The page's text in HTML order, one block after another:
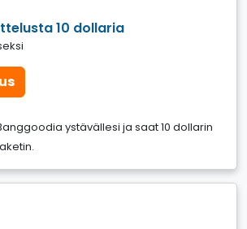
10 dollaria
ystävällesi ja saat 10 dollarin